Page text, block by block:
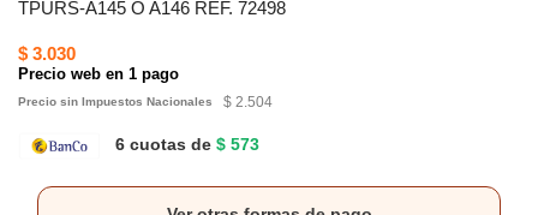
TPURS-A145 O A146 REF. 72498
$ 3.030
Precio web en 1 pago
Precio sin Impuestos Nacionales $ 2.504
6 cuotas de $ 573